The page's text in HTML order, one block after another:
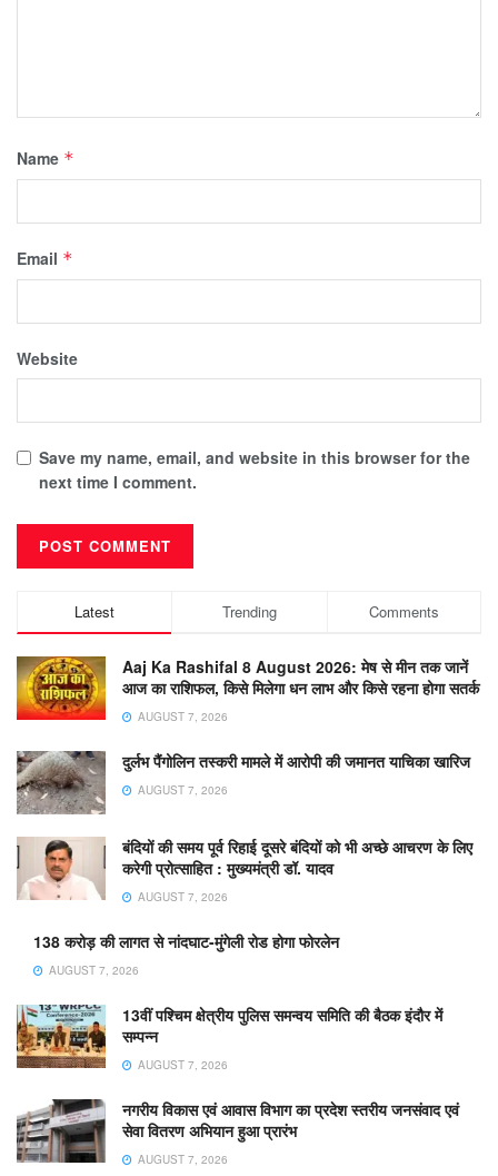
Name *
Email *
Website
Save my name, email, and website in this browser for the
next time I comment.
Latest Trending Comments
Aaj Ka Rashifal 8 August 2026: मेष से मीन तक जानें
आज का राशिफल, किसे मिलेगा धन लाभ और किसे रहना होगा सतर्क
AUGUST 7, 2026
दुर्लभ पैंगोलिन तस्करी मामले में आरोपी की जमानत याचिका खारिज
AUGUST 7, 2026
बंदियों की समय पूर्व रिहाई दूसरे बंदियों को भी अच्छे आचरण के लिए
करेगी प्रोत्साहित : मुख्यमंत्री डॉ. यादव
AUGUST 7, 2026
138 करोड़ की लागत से नांदघाट-मुंगेली रोड होगा फोरलेन
AUGUST 7, 2026
13वीं पश्चिम क्षेत्रीय पुलिस समन्वय समिति की बैठक इंदौर में
सम्पन्न
AUGUST 7, 2026
नगरीय विकास एवं आवास विभाग का प्रदेश स्तरीय जनसंवाद एवं
सेवा वितरण अभियान हुआ प्रारंभ
AUGUST 7, 2026